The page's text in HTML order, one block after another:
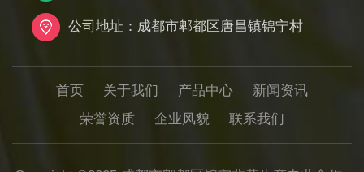
公司地址：成都市郫都区唐昌镇锦宁村
首页 关于我们 产品中心
新闻资讯
荣誉资质
企业风貌 联系我们